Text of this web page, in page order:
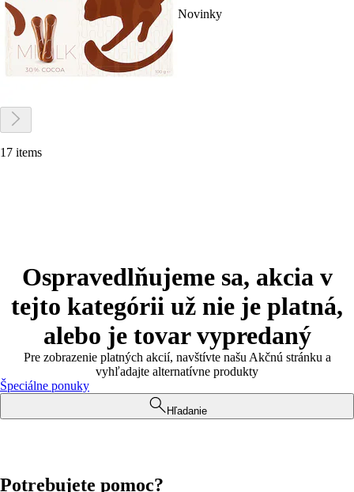
Novinky
17 items
Ospravedlňujeme sa, akcia v
tejto kategórii už nie je platná,
alebo je tovar vypredaný
Pre zobrazenie platných akcií, navštívte našu Akčnú stránku a
vyhľadajte alternatívne produkty
Špeciálne ponuky
Hľadanie
Potrebujete pomoc?